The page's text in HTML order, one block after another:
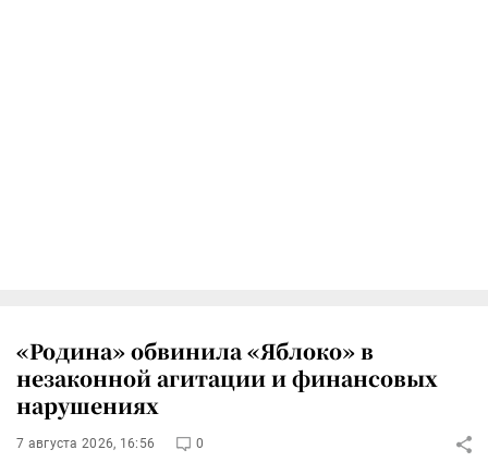
«Родина» обвинила «Яблоко» в
незаконной агитации и финансовых
нарушениях
7 августа 2026, 16:56 0